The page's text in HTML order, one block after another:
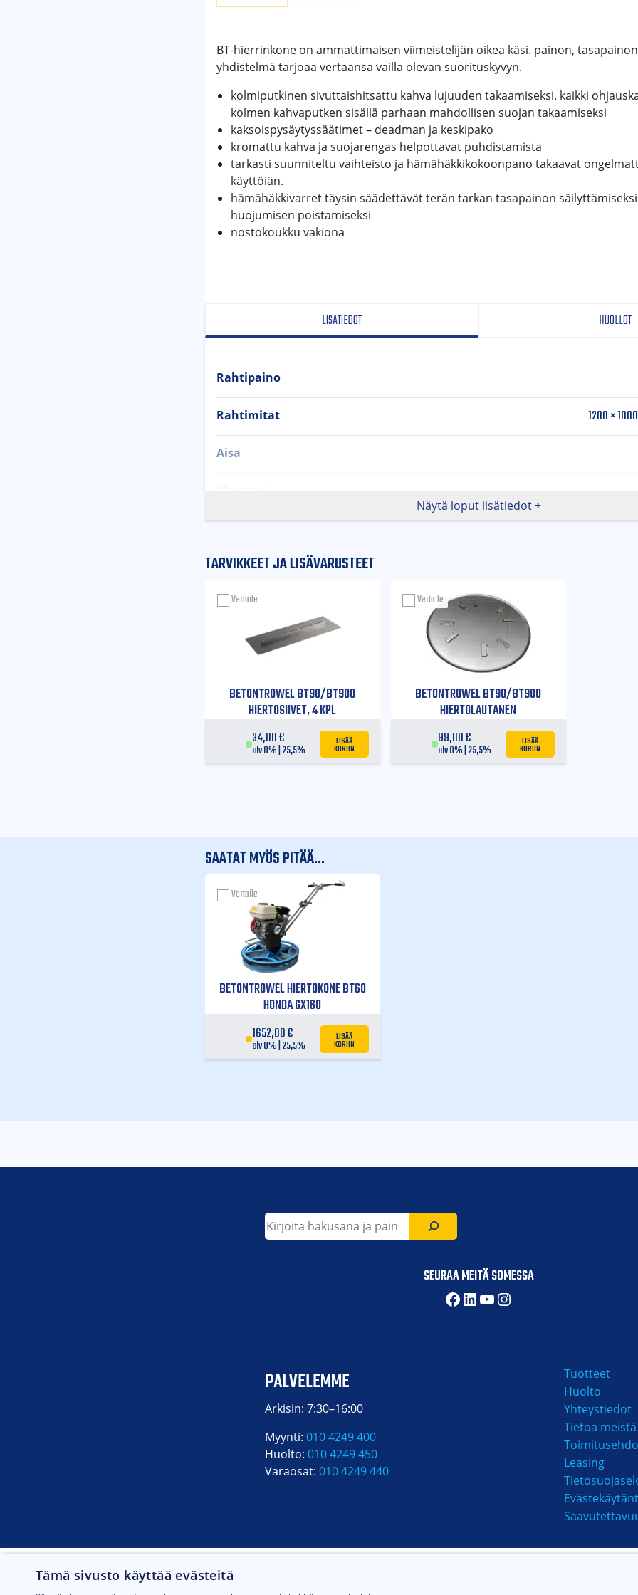
LISÄTIEDOT HUOLLOT
Rahtipaino
Rahtimitat 1200 ×
Aisa
Työskentelyleveys
Työskentelypaino
Mitat (P x K x L)
Näytä loput lisätiedot
BT-hierrinkone on ammattimaisen viimeistelijän oikea käsi. painon,
yhdistelmä tarjoaa vertaansa vailla olevan suorituskyvyn.
kolmiputkinen sivuttaishitsattu kahva lujuuden takaamiseksi. kaikki
kolmen kahvaputken sisällä parhaan mahdollisen suojan takaamiseksi
kaksoispysäytyssäätimet – deadman ja keskipako
kromattu kahva ja suojarengas helpottavat puhdistamista
tarkasti suunniteltu vaihteisto ja hämähäkkikokoonpano takaavat
käyttöiän.
hämähäkkivarret täysin säädettävät terän tarkan tasapainon
huojumisen poistamiseksi
nostokoukku vakiona
SAATAT MYÖS PITÄÄ...
BETONTROWEL HIERTOKONE BT60
HONDA GX160
1652,00€
alv 0% | 25,5%
LISÄÄ
KORIIN
Vertaile
TARVIKKEET JA LISÄVARUSTEET
BETONTROWEL BT90/BT900
HIERTOSIIVET, 4 KPL
34,00€
alv 0% | 25,5%
LISÄÄ
KORIIN
Vertaile
BETONTROWEL BT90/BT900
HIERTOLAUTANEN
99,00€
alv 0% | 25,5%
LISÄÄ
KORIIN
Vertaile
SEURAA MEITÄ SOMESSA
Facebook
LinkedIn
YouTube
Instagram
PALVELEMME
Arkisin: 7:30–16:00
Myynti: 010 4249 400
Huolto: 010 4249 450
Varaosat: 010 4249 440
Tuotteet
Huolto
Yhteystiedot
Tietoa meistä
Leasing
Tämä sivusto käyttää evästeitä